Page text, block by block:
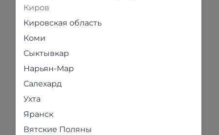
Киров
Кировская область
Коми
Сыктывкар
Нарьян-Мар
Салехард
Ухта
Яранск
Вятские Поляны